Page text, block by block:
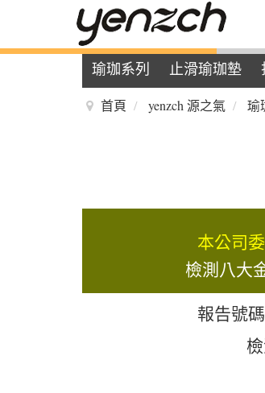
瑜珈系列 止滑瑜珈墊
首頁 yenzch 源之氣 瑜
本公司
檢測八大
報告號